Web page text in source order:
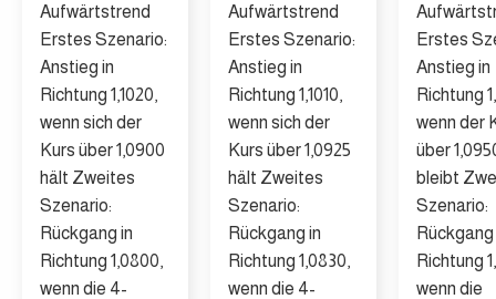
Aufwärtstrend
Erstes Szenario:
Anstieg in
Richtung 1,1020,
wenn sich der
Kurs über 1,0900
hält Zweites
Szenario:
Rückgang in
Richtung 1,0800,
wenn die 4-
Aufwärtstrend
Erstes Szenario:
Anstieg in
Richtung 1,1010,
wenn sich der
Kurs über 1,0925
hält Zweites
Szenario:
Rückgang in
Richtung 1,0830,
wenn die 4-
Erstes
Anstieg in
Richtung
wenn der
über
bleibt
Szenario:
Rückgang
Richtung
wenn die